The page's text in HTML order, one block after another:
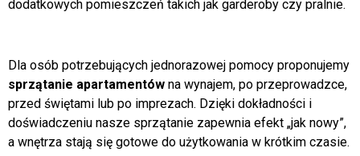
rytmu życia domowników. Usługa obejmuje sprzątanie
Dla osób potrzebujących jednorazowej pomocy proponujemy
sprzątanie apartamentówna wynajem, po przeprowadzce,
przed świętami lub po imprezach. Dzięki dokładności i